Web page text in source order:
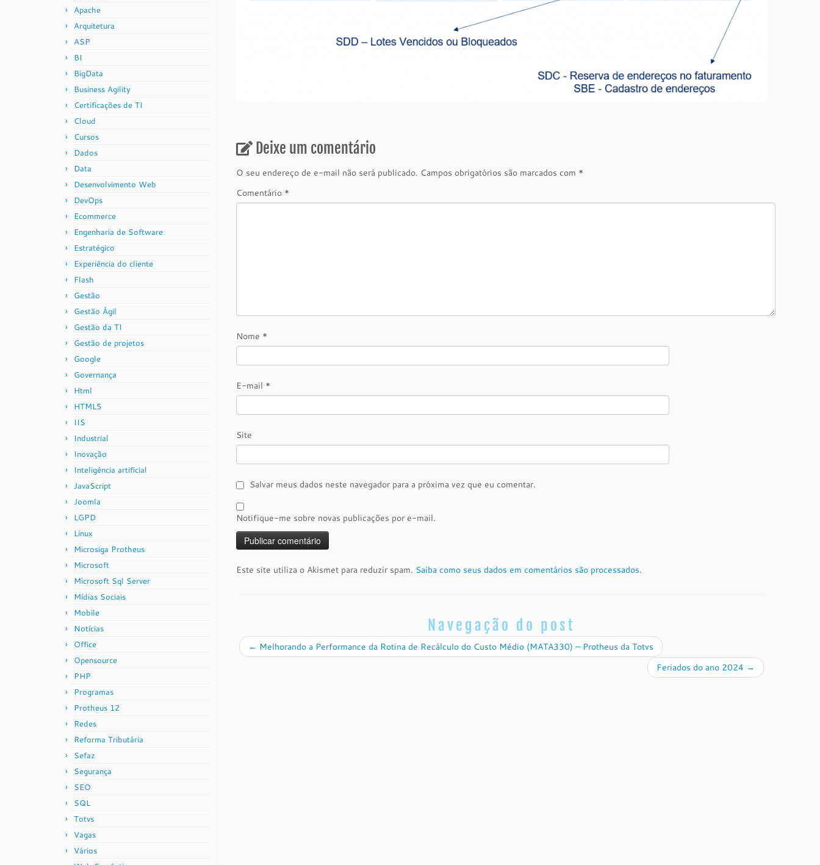
Apache
Arquitetura
ASP
BI
BigData
Business Agility
Certificações de TI
Cloud
Cursos
Dados
Data
Desenvolvimento Web
DevOps
Ecommerce
Engenharia de Software
Estratégico
Experiência do cliente
Flash
Gestão
Gestão Ágil
Gestão da TI
Gestão de projetos
Google
Governança
Html
HTML5
IIS
Industrial
Inovação
Inteligência artificial
JavaScript
Joomla
LGPD
Linux
Microsiga Protheus
Microsoft
Microsoft Sql Server
Mídias Sociais
Mobile
Notícias
Office
Opensource
PHP
Programas
Protheus 12
Redes
Reforma Tributária
Sefaz
Segurança
SEO
SQL
Totvs
Vagas
Vários
Deixe um comentário
O seu endereço de e-mail não será publicado. Campos obrigatórios são marcados com *
Comentário *
Nome *
E-mail *
Site
Salvar meus dados neste navegador para a próxima vez que eu comentar.
Notifique-me sobre novas publicações por e-mail.
Este site utiliza o Akismet para reduzir spam. Saiba como seus dados em comentários são processados.
Navegação do post
← Melhorando a Performance da Rotina de Recálculo do Custo Médio (MATA330) – Protheus da Totvs
Feriados do ano 2024 →